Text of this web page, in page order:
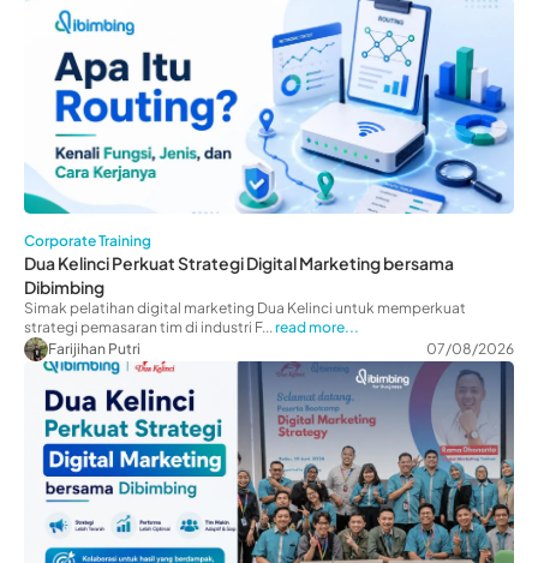
Corporate Training
Dua Kelinci Perkuat Strategi Digital Marketing bersama
Dibimbing
Simak pelatihan digital marketing Dua Kelinci untuk memperkuat
strategi pemasaran tim di industri F...read more...
Farijihan Putri
07/08/2026